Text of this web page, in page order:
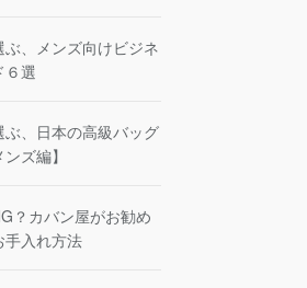
、メンズ向けビジネ
６選
、日本の高級バッグ
ズ編】
？カバン屋がお勧め
入れ方法